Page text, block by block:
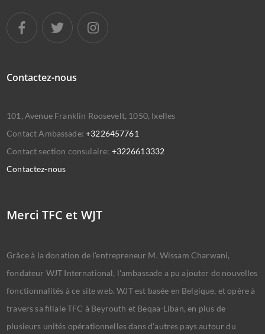
Contactez-nous
101, Avenue Franklin Roosevelt, 1050, Ixelles
Contact Ambassade:+3226457761
Contact section consulaire: +3226613332
Contactez-nous
Merci TFC et WJT
Grâce à la donation de l'entrepreneur M. Wissam Charwani,
fondateur WJT International, l'ambassade a pu ajouter de nouvelles
fonctionnalités à ce site web. WJT est basée en Belgique, et opère à
travers sa filiale TFC à Beyrouth et Beqaa-Liban, en plus de
plusieurs unités opérationnelles dans d'autres pays autour du